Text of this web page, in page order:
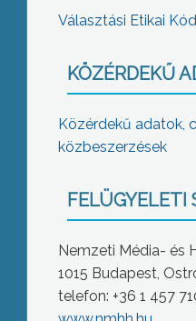
Választási Etikai
KÖZÉRDEKŰ
Közérdekű adatok,
közbeszerzések
FELÜGYELETI
Nemzeti Média- és
1015 Budapest,
telefon: +36 1 457